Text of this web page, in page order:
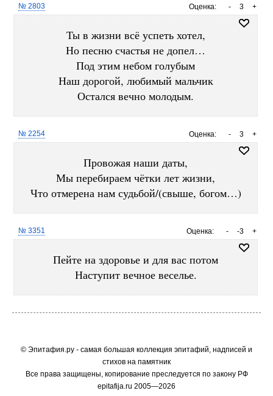
Оценка: +
3
-
№ 2803
Ты в жизни всё успеть хотел,
Но песню счастья не допел…
Под этим небом голубым
Наш дорогой, любимый мальчик
Остался вечно молодым.
Оценка: +
3
-
№ 2254
Провожая наши даты,
Мы перебираем чётки лет жизни,
Что отмерена нам судьбой/(свыше, богом…)
Оценка: +
-3
-
№ 3351
Пейте на здоровье и для вас потом
Наступит вечное веселье.
© Эпитафия.ру - самая большая коллекция эпитафий, надписей и
стихов на памятник
Все права защищены, копирование преследуется по закону РФ
epitafija.ru 2005—2026